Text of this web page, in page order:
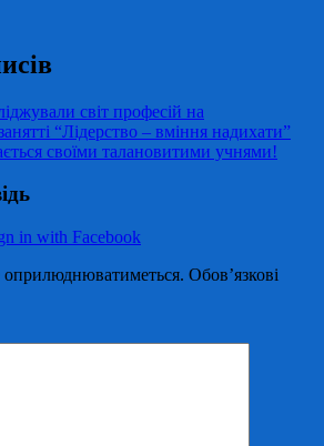
світ професій на
“Лідерство – вміння надихати”
своїми талановитими учнями!
in with Facebook
Обов’язкові